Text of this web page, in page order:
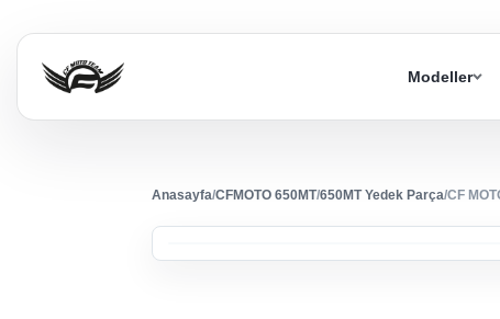
Modeller
Anasayfa/CFMOTO 650MT/650MT Yedek Parça/CF